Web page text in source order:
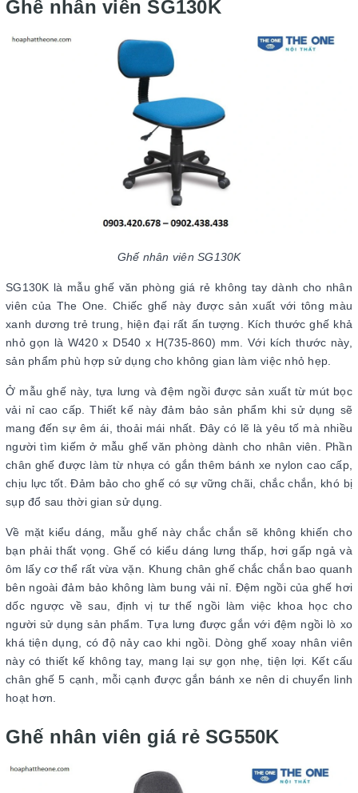
Ghế nhân viên SG130K
Ghế nhân viên SG130K
SG130K là mẫu ghế văn phòng giá rẻ không tay dành cho nhân
viên của The One. Chiếc ghế này được sản xuất với tông màu
xanh dương trẻ trung, hiện đại rất ấn tượng. Kích thước ghế khả
nhỏ gọn là W420 x D540 x H(735-860) mm. Với kích thước này,
sản phẩm phù hợp sử dụng cho không gian làm việc nhỏ hẹp.
Ở mẫu ghế này, tựa lưng và đệm ngồi được sản xuất từ mút bọc
vải nỉ cao cấp. Thiết kế này đảm bảo sản phẩm khi sử dụng sẽ
mang đến sự êm ái, thoải mái nhất. Đây có lẽ là yêu tố mà nhiều
người tìm kiếm ở mẫu ghế văn phòng dành cho nhân viên. Phần
chân ghế được làm từ nhựa có gắn thêm bánh xe nylon cao cấp,
chịu lực tốt. Đảm bảo cho ghế có sự vững chãi, chắc chắn, khó bị
sụp đổ sau thời gian sử dụng.
Về mặt kiểu dáng, mẫu ghế này chắc chắn sẽ không khiến cho
bạn phải thất vọng. Ghế có kiểu dáng lưng thấp, hơi gấp ngả và
ôm lấy cơ thể rất vừa vặn. Khung chân ghế chắc chắn bao quanh
bên ngoài đảm bảo không làm bung vải nỉ. Đệm ngồi của ghế hơi
dốc ngược về sau, định vị tư thế ngồi làm việc khoa học cho
người sử dụng sản phẩm. Tựa lưng được gắn với đệm ngồi lò xo
khá tiện dụng, có độ nảy cao khi ngồi. Dòng ghế xoay nhân viên
này có thiết kế không tay, mang lại sự gọn nhẹ, tiện lợi. Kết cấu
chân ghế 5 cạnh, mỗi cạnh được gắn bánh xe nên di chuyển linh
hoạt hơn.
Ghế nhân viên giá rẻ SG550K